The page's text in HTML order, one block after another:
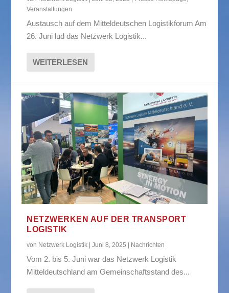
Veranstaltungen
Austausch auf dem Mitteldeutschen Logistikforum Am
26. Juni lud das Netzwerk Logistik...
WEITERLESEN
NETZWERKEN AUF DER TRANSPORT
LOGISTIK
von Netzwerk Logistik |Juni 8, 2025 Nachrichten
Vom 2. bis 5. Juni war das Netzwerk Logistik
Mitteldeutschland am Gemeinschaftsstand des...